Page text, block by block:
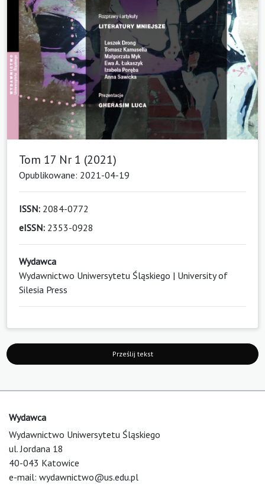
Tom 17 Nr 1 (2021)
Opublikowane: 2021-04-19
ISSN: 2084-0772
eISSN: 2353-0928
Wydawca
Wydawnictwo Uniwersytetu Śląskiego | University of
Silesia Press
Prześlij tekst
Wydawca
Wydawnictwo Uniwersytetu Śląskiego
ul. Jordana 18
40-043 Katowice
e-mail: wydawnictwo@us.edu.pl